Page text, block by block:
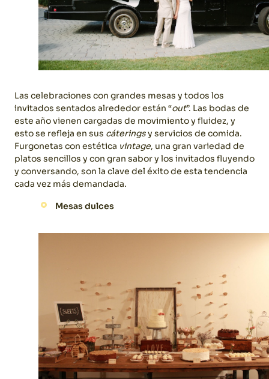
Las celebraciones con grandes mesas y todos los
invitados sentados alrededor están “out”. Las bodas de
este año vienen cargadas de movimiento y fluidez, y
esto se refleja en sus cáteringsy servicios de comida.
Furgonetas con estética vintage, una gran variedad de
platos sencillos y con gran sabor y los invitados fluyendo
y conversando, son la clave del éxito de esta tendencia
cada vez más demandada.
Mesas dulces